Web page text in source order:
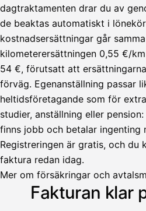
dagtraktamenten drar du av
de beaktas automatiskt i
kostnadsersättningar går
kilometerersättningen 0,55 €/
54 €, förutsatt att
förväg. Egenanställning passar
heltidsföretagande som för
studier, anställning eller
finns jobb och betalar ingenting
Registreringen är gratis, och du
faktura redan idag.
Mer om försäkringar och
Fakturan klar
Laskut
Asiakas
1
Lähetä
lasku